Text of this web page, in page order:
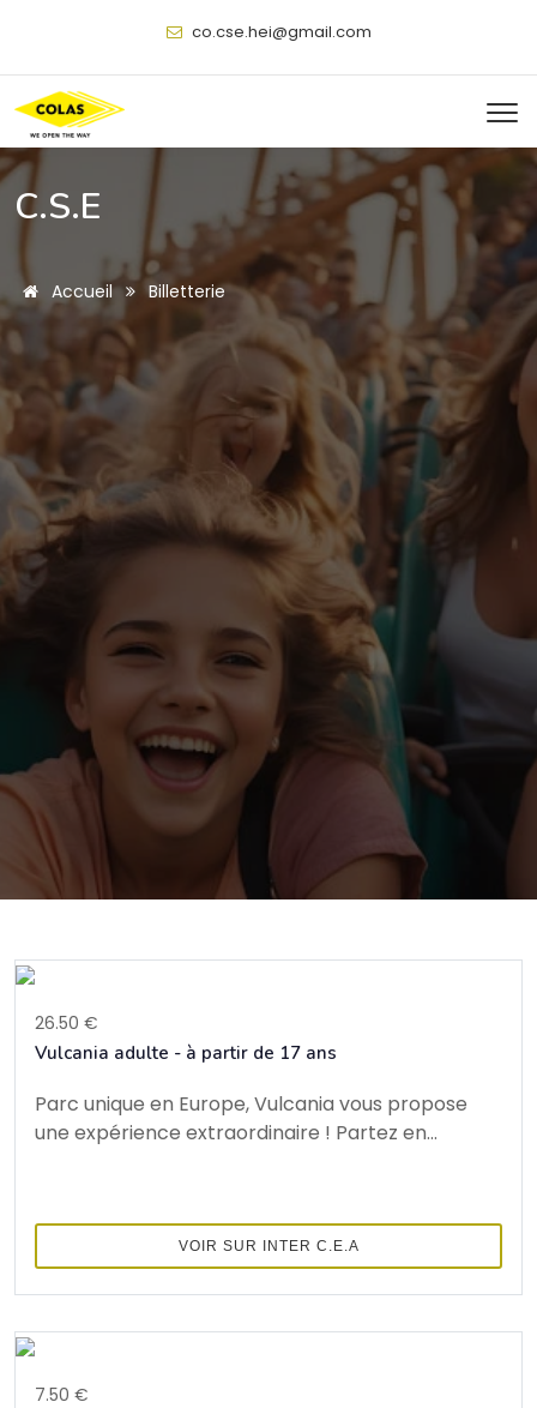
@
C.S.E
Accueil Billetterie
26.50 €
Vulcania adulte - à partir de 17 ans
Parc unique en Europe, Vulcania vous propose
une expérience extraordinaire ! Partez en...
VOIR SUR INTER C.E.A
7.50 €